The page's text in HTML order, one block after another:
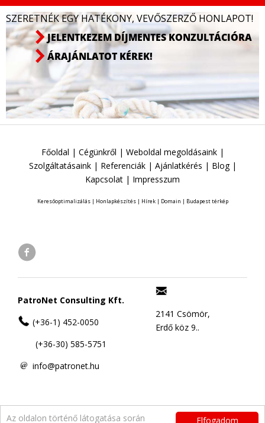
Elfogadom
Az oldalon történő látogatása során
SZERETNÉK EGY HATÉKONY, VEVŐSZERZŐ HONLAPOT!
JELENTKEZEM DÍJMENTES KONZULTÁCIÓRA
ÁRAJÁNLATOT KÉREK!
Főoldal | Cégünkről | Weboldal megoldásaink|
Szolgáltatásaink| Referenciák| Ajánlatkérés | Blog|
Kapcsolat | Impresszum
Keresőoptimalizálás| Honlapkészítés| Hírek| Domain | Budapest térkép
PatroNet Consulting Kft.
(+36-1) 452-0050
(+36-30) 585-5751
info@patronet.hu
2141 Csömör,
Erdő köz 9..